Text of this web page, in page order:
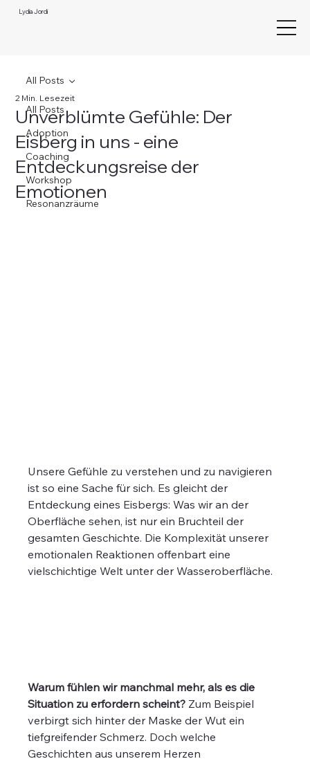
Lydia Jordi
All Posts
Adoption
Coaching
Workshop
Resonanzräume
All Posts
Unverblümte Gefühle: Der
Eisberg in uns - eine
Entdeckungsreise der
Emotionen
2 Min. Lesezeit
Unsere Gefühle zu verstehen und zu navigieren
ist so eine Sache für sich. Es gleicht der
Entdeckung eines Eisbergs: Was wir an der
Oberfläche sehen, ist nur ein Bruchteil der
gesamten Geschichte. Die Komplexität unserer
emotionalen Reaktionen offenbart eine
vielschichtige Welt unter der Wasseroberfläche.
Warum fühlen wir manchmal mehr, als es die
Situation zu erfordern scheint? Zum Beispiel
verbirgt sich hinter der Maske der Wut ein
tiefgreifender Schmerz. Doch welche
Geschichten aus unserem Herzen